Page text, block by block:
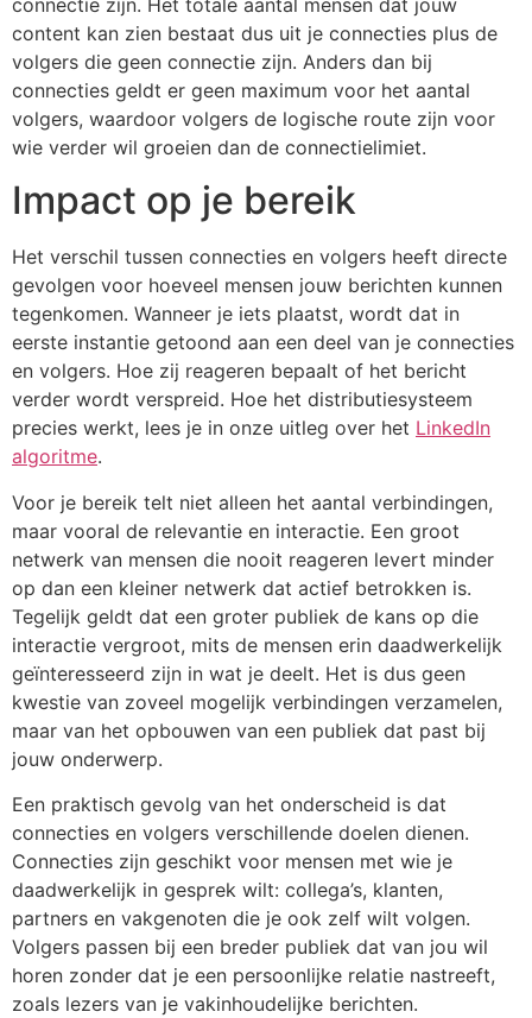
content kan zien bestaat dus uit je connecties plus de
volgers die geen connectie zijn. Anders dan bij
connecties geldt er geen maximum voor het aantal
volgers, waardoor volgers de logische route zijn voor
wie verder wil groeien dan de connectielimiet.
Impact op je bereik
Het verschil tussen connecties en volgers heeft directe
gevolgen voor hoeveel mensen jouw berichten kunnen
tegenkomen. Wanneer je iets plaatst, wordt dat in
eerste instantie getoond aan een deel van je connecties
en volgers. Hoe zij reageren bepaalt of het bericht
verder wordt verspreid. Hoe het distributiesysteem
precies werkt, lees je in onze uitleg over het LinkedIn
algoritme.
Voor je bereik telt niet alleen het aantal verbindingen,
maar vooral de relevantie en interactie. Een groot
netwerk van mensen die nooit reageren levert minder
op dan een kleiner netwerk dat actief betrokken is.
Tegelijk geldt dat een groter publiek de kans op die
interactie vergroot, mits de mensen erin daadwerkelijk
geïnteresseerd zijn in wat je deelt. Het is dus geen
kwestie van zoveel mogelijk verbindingen verzamelen,
maar van het opbouwen van een publiek dat past bij
jouw onderwerp.
Een praktisch gevolg van het onderscheid is dat
connecties en volgers verschillende doelen dienen.
Connecties zijn geschikt voor mensen met wie je
daadwerkelijk in gesprek wilt: collega’s, klanten,
partners en vakgenoten die je ook zelf wilt volgen.
Volgers passen bij een breder publiek dat van jou wil
horen zonder dat je een persoonlijke relatie nastreeft,
zoals lezers van je vakinhoudelijke berichten.